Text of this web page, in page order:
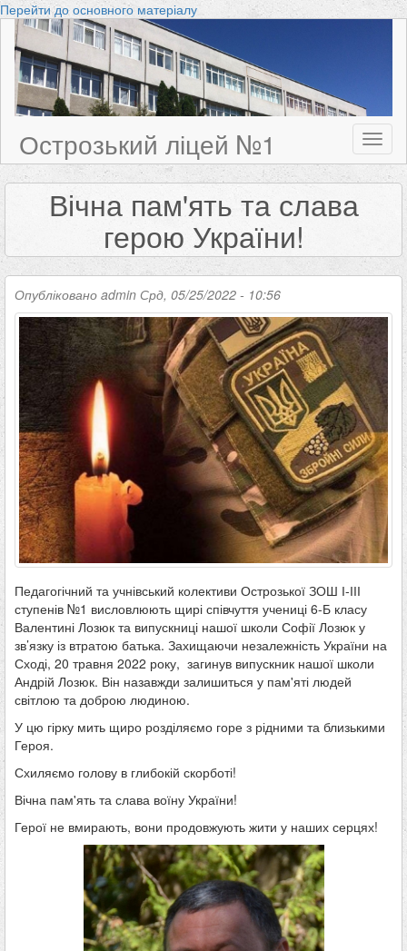
Перейти до основного матеріалу
Острозький ліцей №1
Вічна пам'ять та слава
герою України!
Опубліковано admin Срд, 05/25/2022 - 10:56
Педагогічний та учнівський колективи Острозької ЗОШ І-ІІІ
ступенів №1 висловлюють щирі співчуття учениці 6-Б класу
Валентині Лозюк та випускниці нашої школи Софії Лозюк у
зв’язку із втратою батька. Захищаючи незалежність України на
Сході, 20 травня 2022 року, загинув випускник нашої школи
Андрій Лозюк. Він назавжди залишиться у пам'яті людей
світлою та доброю людиною.
У цю гірку мить щиро розділяємо горе з рідними та близькими
Героя.
Схиляємо голову в глибокій скорботі!
Вічна пам'ять та слава воїну України!
Герої не вмирають, вони продовжують жити у наших серцях!